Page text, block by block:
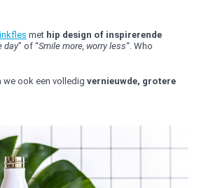
met hip design of inspirerende
day” of “Smile more, worry less“. Who
ook een volledig vernieuwde, grotere